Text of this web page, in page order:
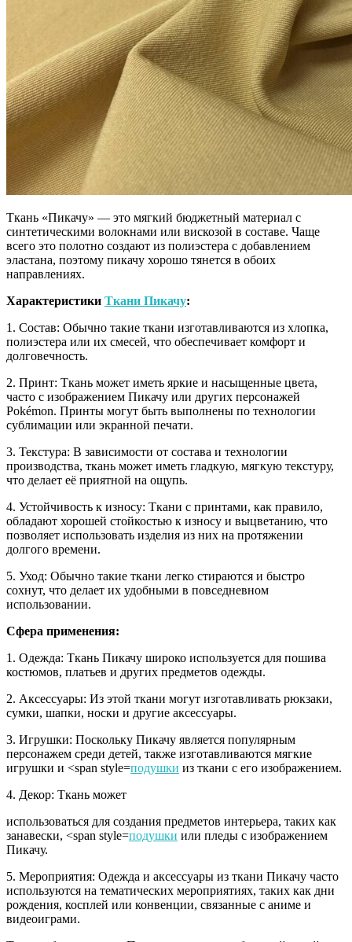
Ткань «Пикачу» — это мягкий бюджетный материал с
синтетическими волокнами или вискозой в составе. Чаще
всего это полотно создают из полиэстера с добавлением
эластана, поэтому пикачу хорошо тянется в обоих
направлениях.
Характеристики Ткани Пикачу:
1. Состав: Обычно такие ткани изготавливаются из хлопка,
полиэстера или их смесей, что обеспечивает комфорт и
долговечность.
2. Принт: Ткань может иметь яркие и насыщенные цвета,
часто с изображением Пикачу или других персонажей
Pokémon. Принты могут быть выполнены по технологии
сублимации или экранной печати.
3. Текстура: В зависимости от состава и технологии
производства, ткань может иметь гладкую, мягкую текстуру,
что делает её приятной на ощупь.
4. Устойчивость к износу: Ткани с принтами, как правило,
обладают хорошей стойкостью к износу и выцветанию, что
позволяет использовать изделия из них на протяжении
долгого времени.
5. Уход: Обычно такие ткани легко стираются и быстро
сохнут, что делает их удобными в повседневном
использовании.
Сфера применения:
1. Одежда: Ткань Пикачу широко используется для пошива
костюмов, платьев и других предметов одежды.
2. Аксессуары: Из этой ткани могут изготавливать рюкзаки,
сумки, шапки, носки и другие аксессуары.
3. Игрушки: Поскольку Пикачу является популярным
персонажем среди детей, также изготавливаются мягкие
игрушки и <span style=подушки из ткани с его изображением.
4. Декор: Ткань может
использоваться для создания предметов интерьера, таких как
занавески, <span style=подушки или пледы с изображением
Пикачу.
5. Мероприятия: Одежда и аксессуары из ткани Пикачу часто
используются на тематических мероприятиях, таких как дни
рождения, косплей или конвенции, связанные с аниме и
видеоиграми.